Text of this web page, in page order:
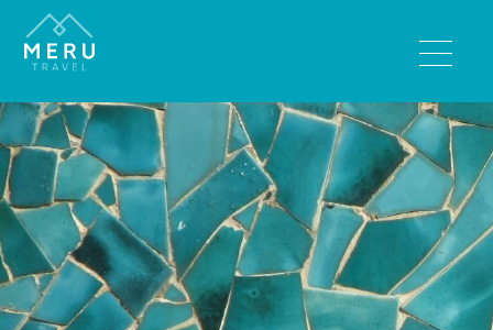
BESTEMMINGEN
Bhutan
India
Nepal
Sri Lanka
Tibet